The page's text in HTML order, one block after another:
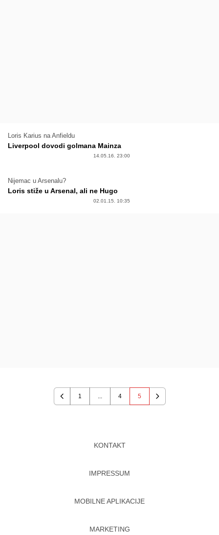
Loris Karius na Anfieldu
Liverpool dovodi golmana Mainza
14.05.16. 23:00
Nijemac u Arsenalu?
Loris stiže u Arsenal, ali ne Hugo
02.01.15. 10:35
Previous
1 ... 4 5
Next
KONTAKT
IMPRESSUM
MOBILNE APLIKACIJE
MARKETING